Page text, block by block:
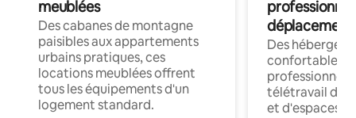
meublées
Des cabanes de montagne
paisibles aux appartements
urbains pratiques, ces
locations meublées offrent
tous les équipements d'un
logement standard.
déplacement
Des
confortables
professionnels
télétravail
et d'espaces